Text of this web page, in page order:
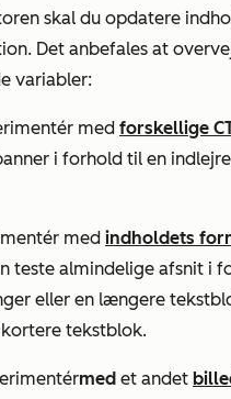
skal du opdatere
Det anbefales at
variabler:
med forskellige
i forhold til en
med indholdets
teste almindelige afsnit i
eller en længere
tekstblok.
med et andet